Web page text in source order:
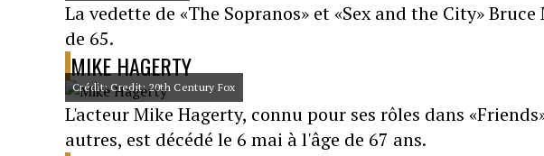
La vedette de «The Sopranos» et «Sex and the City»
de 65.
MIKE HAGERTY
Crédit: Credit: 20th Century Fox
L'acteur Mike Hagerty, connu pour ses rôles dans
autres, est décédé le 6 mai à l'âge de 67 ans.